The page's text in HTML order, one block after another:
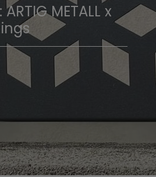
METALL x